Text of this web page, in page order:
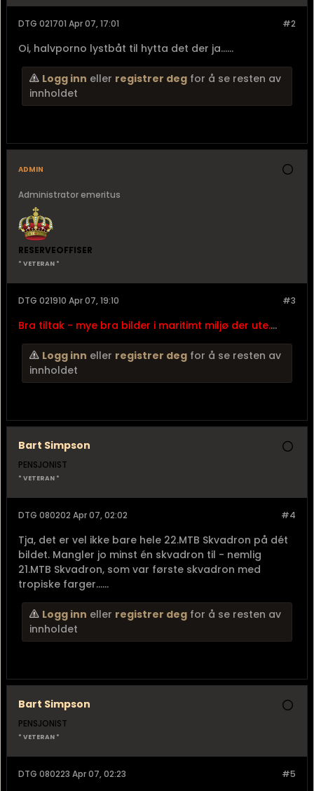
#2
DTG 021701 Apr 07, 17:01
Oi, halvporno lystbåt til hytta det der ja......
Logg inn eller registrer deg for å se resten av
innholdet
admin
Administrator emeritus
RESERVEOFFISER
* VETERAN *
#3
DTG 021910 Apr 07, 19:10
Bra tiltak - mye bra bilder i maritimt miljø der ute....
Logg inn eller registrer deg for å se resten av
innholdet
Bart Simpson
PENSJONIST
* VETERAN *
#4
DTG 080202 Apr 07, 02:02
Tja, det er vel ikke bare hele 22.MTB Skvadron på dét
bildet. Mangler jo minst én skvadron til - nemlig
21.MTB Skvadron, som var første skvadron med
tropiske farger......
Logg inn eller registrer deg for å se resten av
innholdet
Bart Simpson
PENSJONIST
* VETERAN *
#5
DTG 080223 Apr 07, 02:23